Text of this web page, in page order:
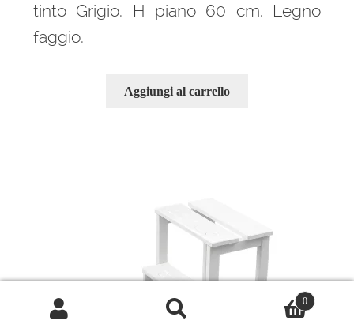
tinto Grigio. H piano 60 cm. Legno
faggio.
Aggiungi al carrello
0